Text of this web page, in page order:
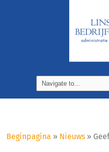
Beginpagina » Nieuws »